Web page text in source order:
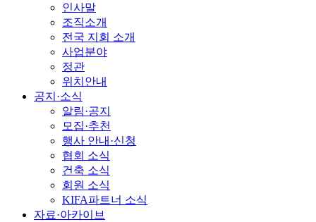
인사말
조직소개
전국 지회 소개
사업분야
정관
위치안내
공지·소식
알림·공지
모집·추천
행사 안내·신청
협회 소식
건축 소식
회원 소식
KIFA파트너 소식
자료·아카이브